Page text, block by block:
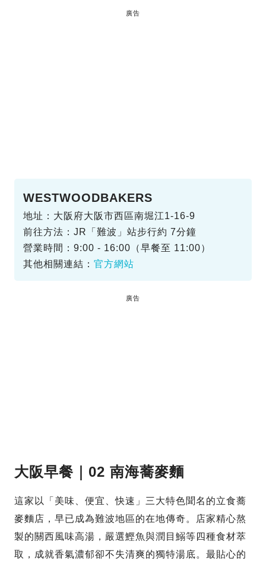
廣告
WESTWOODBAKERS
地址：大阪府大阪市西區南堀江1-16-9
前往方法：JR「難波」站步行約 7分鐘
營業時間：9:00 - 16:00（早餐至 11:00）
其他相關連結： 官方網站
廣告
大阪早餐｜02 南海蕎麥麵
這家以「美味、便宜、快速」三大特色聞名的立食蕎
麥麵店，早已成為難波地區的在地傳奇。店家精心熬
製的關西風味高湯，嚴選鰹魚與潤目鰯等四種食材萃
取，成就香氣濃郁卻不失清爽的獨特湯底。最貼心的